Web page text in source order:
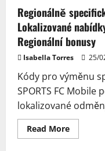
Regionálně
Lokalizované
Regionální bonusy
Isabella Torres 25/
Kódy pro výměnu
SPORTS FC
lokalizované
Read MoreRead
more